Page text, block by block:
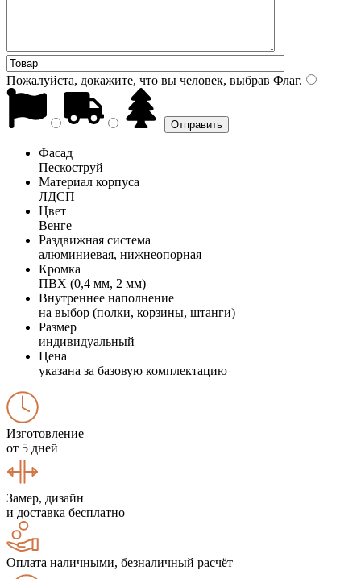
Пожалуйста, докажите, что вы человек, выбрав Флаг.
Фасад
Пескоструй
Материал корпуса
ЛДСП
Цвет
Венге
Раздвижная система
алюминиевая, нижнеопорная
Кромка
ПВХ (0,4 мм, 2 мм)
Внутреннее наполнение
на выбор (полки, корзины, штанги)
Размер
индивидуальный
Цена
указана за базовую комплектацию
Изготовление
от 5 дней
Замер, дизайн
и доставка бесплатно
Оплата наличными, безналичный расчёт